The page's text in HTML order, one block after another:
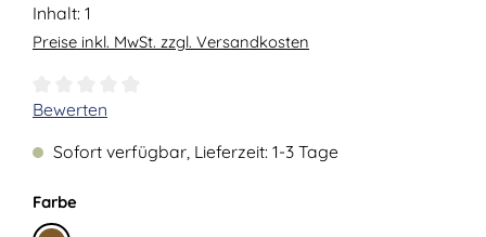
Inhalt: 1
Preise inkl. MwSt. zzgl. Versandkosten
Durchschnittliche Bewertung von 0 von 5 Sternen
Bewerten
Sofort verfügbar, Lieferzeit: 1-3 Tage
Farbeauswählen